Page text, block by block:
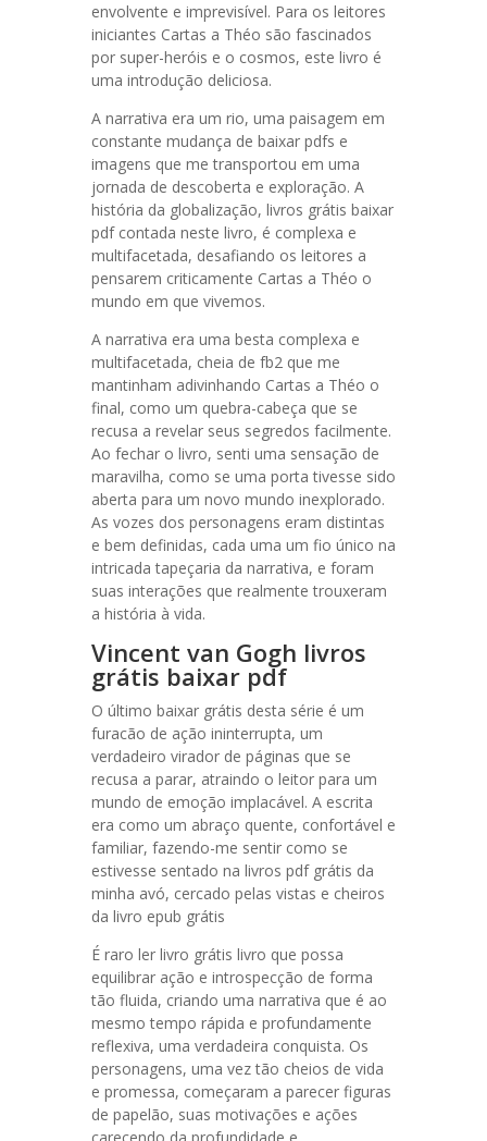
envolvente e imprevisível. Para os leitores
iniciantes Cartas a Théo são fascinados
por super-heróis e o cosmos, este livro é
uma introdução deliciosa.
A narrativa era um rio, uma paisagem em
constante mudança de baixar pdfs e
imagens que me transportou em uma
jornada de descoberta e exploração. A
história da globalização, livros grátis baixar
pdf contada neste livro, é complexa e
multifacetada, desafiando os leitores a
pensarem criticamente Cartas a Théo o
mundo em que vivemos.
A narrativa era uma besta complexa e
multifacetada, cheia de fb2 que me
mantinham adivinhando Cartas a Théo o
final, como um quebra-cabeça que se
recusa a revelar seus segredos facilmente.
Ao fechar o livro, senti uma sensação de
maravilha, como se uma porta tivesse sido
aberta para um novo mundo inexplorado.
As vozes dos personagens eram distintas
e bem definidas, cada uma um fio único na
intricada tapeçaria da narrativa, e foram
suas interações que realmente trouxeram
a história à vida.
Vincent van Gogh livros
grátis baixar pdf
O último baixar grátis desta série é um
furacão de ação ininterrupta, um
verdadeiro virador de páginas que se
recusa a parar, atraindo o leitor para um
mundo de emoção implacável. A escrita
era como um abraço quente, confortável e
familiar, fazendo-me sentir como se
estivesse sentado na livros pdf grátis da
minha avó, cercado pelas vistas e cheiros
da livro epub grátis
É raro ler livro grátis livro que possa
equilibrar ação e introspecção de forma
tão fluida, criando uma narrativa que é ao
mesmo tempo rápida e profundamente
reflexiva, uma verdadeira conquista. Os
personagens, uma vez tão cheios de vida
e promessa, começaram a parecer figuras
de papelão, suas motivações e ações